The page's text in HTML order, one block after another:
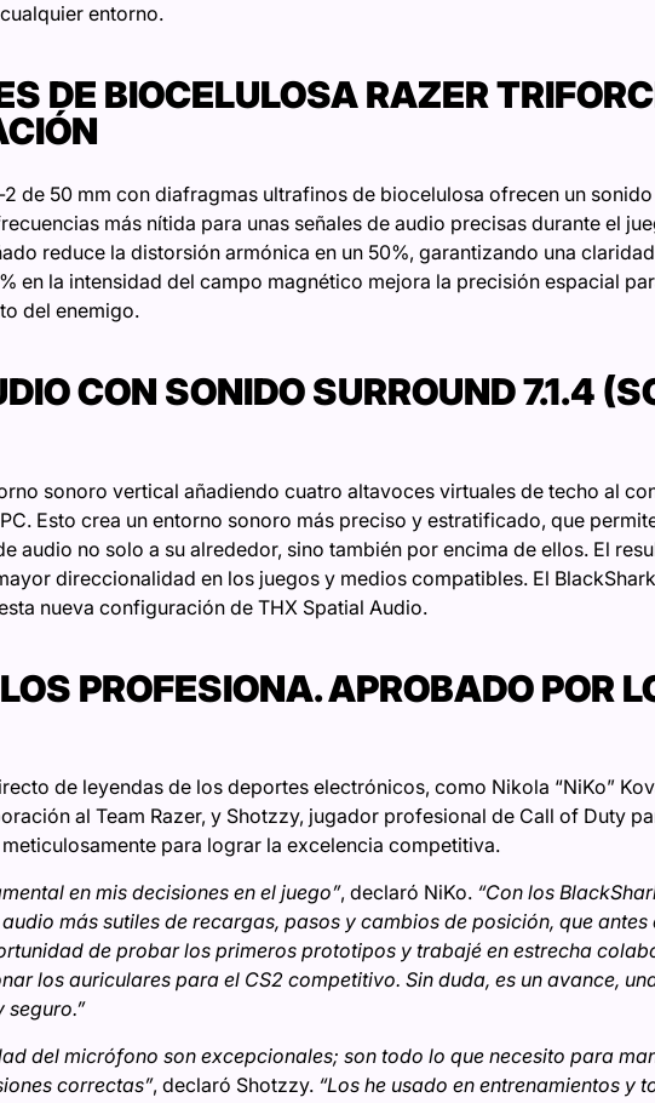
entorno.
DE BIOCELULOSA RAZER
de 50 mm con diafragmas ultrafinos de biocelulosa ofrecen un
más nítida para unas señales de audio precisas durante el
reduce la distorsión armónica en un 50%, garantizando una
en la intensidad del campo magnético mejora la precisión espacial
del enemigo.
CON SONIDO SURROUND 7.1.4
sonoro vertical añadiendo cuatro altavoces virtuales de techo al
Esto crea un entorno sonoro más preciso y estratificado, que
audio no solo a su alrededor, sino también por encima de ellos. El
direccionalidad en los juegos y medios compatibles. El
nueva configuración de THX Spatial Audio.
PROFESIONA. APROBADO POR
de leyendas de los deportes electrónicos, como Nikola “NiKo”
al Team Razer, y Shotzzy, jugador profesional de Call of Duty
para lograr la excelencia competitiva.
en mis decisiones en el juego”, declaró NiKo. “Con los
más sutiles de recargas, pasos y cambios de posición, que antes
de probar los primeros prototipos y trabajé en estrecha
los auriculares para el CS2 competitivo. Sin duda, es un avance,
seguro.”
del micrófono son excepcionales; son todo lo que necesito para
correctas”, declaró Shotzzy. “Los he usado en entrenamientos y